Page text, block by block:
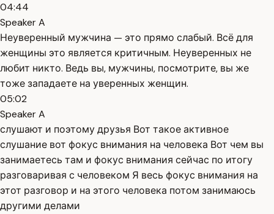
04:44
Speaker A
Неуверенный мужчина — это прямо слабый. Всё для
женщины это является критичным. Неуверенных не
любит никто. Ведь вы, мужчины, посмотрите, вы же
тоже западаете на уверенных женщин.
05:02
Speaker A
слушают и поэтому друзья Вот такое активное
слушание вот фокус внимания на человека Вот чем вы
занимаетесь там и фокус внимания сейчас по итогу
разговаривая с человеком Я весь фокус внимания на
этот разговор и на этого человека потом занимаюсь
другими делами